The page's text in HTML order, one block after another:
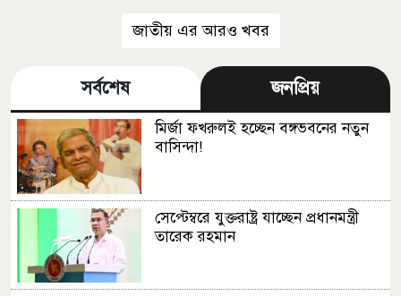
জাতীয় এর আরও খবর
সর্বশেষ জনপ্রিয়
মির্জা ফখরুলই হচ্ছেন বঙ্গভবনের নতুন
বাসিন্দা!
সেপ্টেম্বরে যুক্তরাষ্ট্র যাচ্ছেন প্রধানমন্ত্রী
তারেক রহমান